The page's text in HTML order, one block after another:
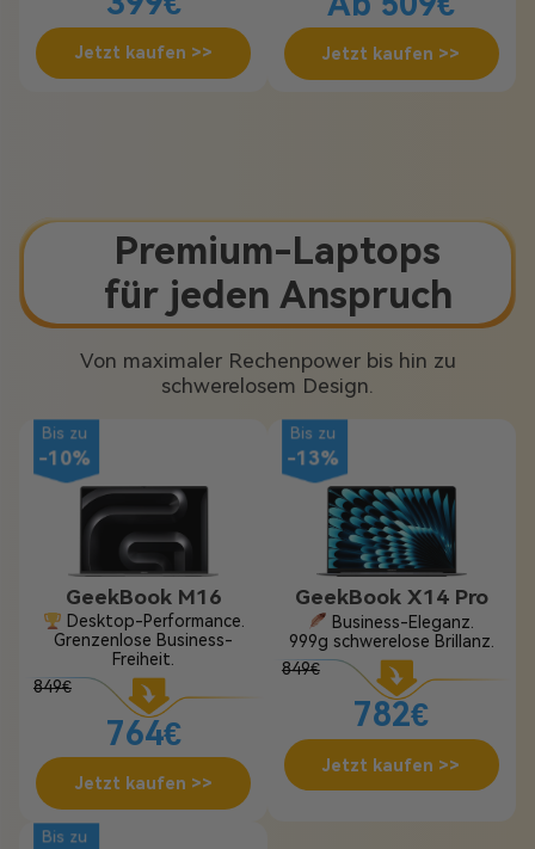
Jetzt kaufen >> Jetzt kaufen >>
Premium-Laptops
für jeden Anspruch
Von maximaler Rechenpower bis hin zu
schwerelosem Design.
Bis zu
-10%
GeekBook M16
Desktop-Performance.
Grenzenlose Business-
Freiheit.
849€
764€
Jetzt kaufen >>
Bis zu
-13%
GeekBook X14 Pro
Business-Eleganz.
999g schwerelose Brillanz.
849€
782€
Jetzt kaufen >>
Bis zu